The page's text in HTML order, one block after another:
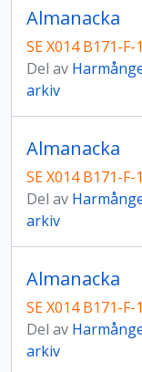
Almanacka
SE X014 B171-F-
Del av
arkiv
Almanacka
SE X014 B171-F-
Del av
arkiv
Almanacka
SE X014 B171-F-
Del av
arkiv